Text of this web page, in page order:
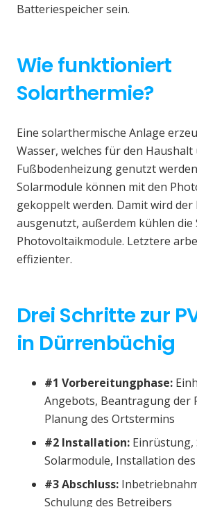
Batteriespeicher sein.
Wie funktioniert
Solarthermie?
Eine solarthermische Anlage
Wasser, welches für den
Fußbodenheizung genutzt
Solarmodule können mit den
gekoppelt werden. Damit wird
ausgenutzt, außerdem kühlen die
Photovoltaikmodule. Letztere
effizienter.
Drei Schritte zur
in Dürrenbüchig
#1 Vorbereitungphase:
Angebots, Beantragung der
Planung des Ortstermins
#2 Installation: Einrüstung,
Solarmodule, Installation
#3 Abschluss:
Schulung des Betreibers